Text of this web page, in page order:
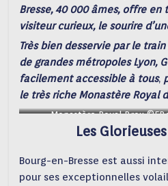
Bresse, 40 000 âmes, offre en
visiteur curieux, le sourire
Très bien desservie par le
de grandes métropoles Lyon,
facilement accessible à tous,
le très riche Monastère Royal
Monastère Royal Brou
Les
Bourg-en-Bresse est aussi
pour ses exceptionnelles